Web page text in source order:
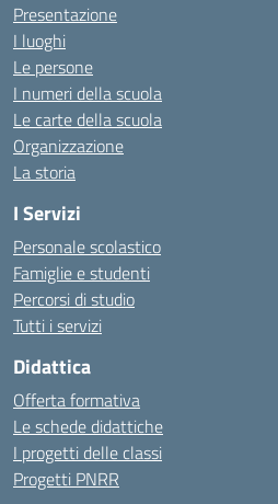
Presentazione
I luoghi
Le persone
I numeri della scuola
Le carte della scuola
Organizzazione
La storia
I Servizi
Personale scolastico
Famiglie e studenti
Percorsi di studio
Tutti i servizi
Didattica
Offerta formativa
Le schede didattiche
I progetti delle classi
Progetti PNRR